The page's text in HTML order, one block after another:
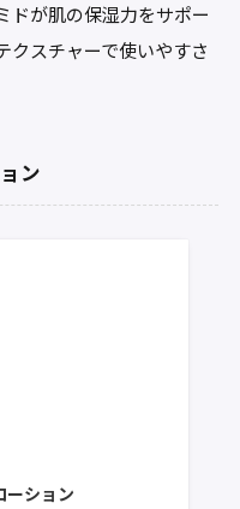
ドが肌の保湿力をサポー
クスチャーで使いやすさ
ン
ーション